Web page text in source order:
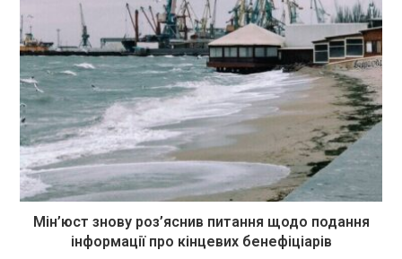
Мін’юст знову роз’яснив питання щодо подання
інформації про кінцевих бенефіціарів